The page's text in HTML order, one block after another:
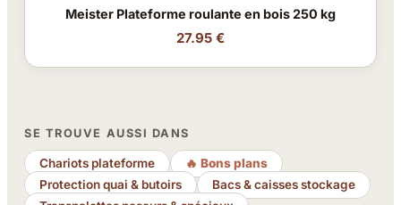
Meister Plateforme roulante en bois 250 kg
27.95 €
SE TROUVE AUSSI DANS
Chariots plateforme
🔥 Bons plans
Protection quai & butoirs
Bacs & caisses stockage